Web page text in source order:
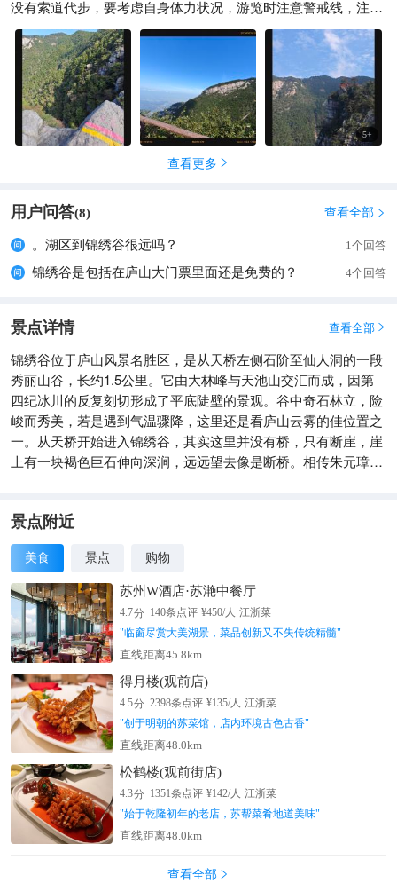
没有索道代步，要考虑自身体力状况，游览时注意警戒线，注意
安全
5+
查看更多 
用户问答(8) 查看全部 
。湖区到锦绣谷很远吗？ 1个回答
锦绣谷是包括在庐山大门票里面还是免费的？ 4个回答
景点详情 查看全部 
锦绣谷位于庐山风景名胜区，是从天桥左侧石阶至仙人洞的一段
秀丽山谷，长约1.5公里。它由大林峰与天池山交汇而成，因第
四纪冰川的反复刻切形成了平底陡壁的景观。谷中奇石林立，险
峻而秀美，若是遇到气温骤降，这里还是看庐山云雾的佳位置之
一。从天桥开始进入锦绣谷，其实这里并没有桥，只有断崖，崖
上有一块褐色巨石伸向深涧，远远望去像是断桥。相传朱元璋曾
崖的石阶来游览锦绣谷，惊险之余又有如画的风景。你会看到一
座数十米高的孤石峰，峰巅上有人头石，这块巨石恰似一个老人
的侧脸，面容憔悴，连眉眼、皱纹都很清晰，惟妙惟肖，巨石上
还刻着“锦绣谷”三个大字。山峰下有一个洞，叫锦绣洞。洞中可
容纳十多人，有石桌石凳供人休息；洞外有一股清泉，常年不断
地流入洞中。在锦绣谷中还有许多形态各异的怪石，有的像跳出
水面的青蛙，有的像搏斗的双狮、狂奔的野马、翱翔的雄鹰，甚
至还有的像观音对台梳妆。当然，要欣赏这些怪石，也需要你充
分发挥想象力。走到接近出口时，会遇到一块巨石横卧在另一巨
石上，构成一个洞门，叫锦绣门。门又窄又低，只能由一人俯首
侧身而过。出谷便到了仙人洞，是观看锦绣谷的佳位置，与身在
谷中时又有不一样的感受。
景点附近
美食 景点 购物
苏州W酒店·苏滟中餐厅
4.7分 140条点评 ¥450/人 江浙菜
"临窗尽赏大美湖景，菜品创新又不失传统精髓"
直线距离45.8km
得月楼(观前店)
4.5分 2398条点评 ¥135/人 江浙菜
"创于明朝的苏菜馆，店内环境古色古香"
直线距离48.0km
松鹤楼(观前街店)
4.3分 1351条点评 ¥142/人 江浙菜
"始于乾隆初年的老店，苏帮菜肴地道美味"
直线距离48.0km
查看全部 